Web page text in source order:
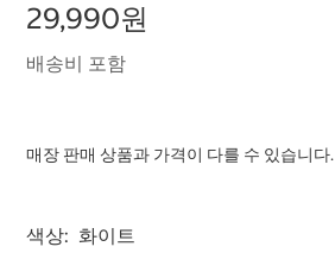
29,990원
배송비 포함
매장 판매 상품과 가격이 다를 수 있습니다.
Select product
색상: 화이트